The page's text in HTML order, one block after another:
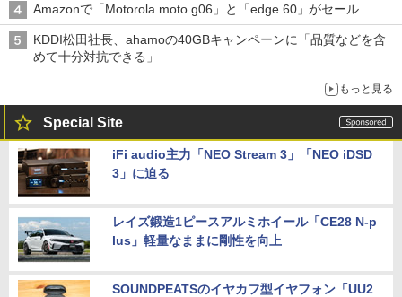
Amazonで「Motorola moto g06」と「edge 60」がセール
KDDI松田社長、ahamoの40GBキャンペーンに「品質などを含
めて十分対抗できる」
もっと見る
Special Site
iFi audio主力「NEO Stream 3」「NEO iDSD
3」に迫る
レイズ鍛造1ピースアルミホイール「CE28 N-p
lus」軽量なままに剛性を向上
SOUNDPEATSのイヤカフ型イヤフォン「UU2